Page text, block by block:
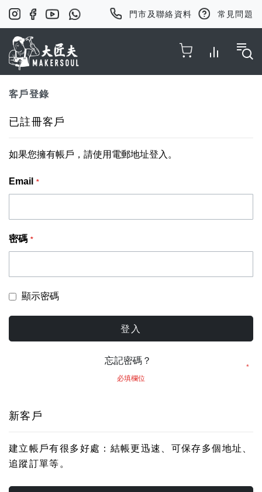
門市及聯絡資料 常見問題
客戶登錄
已註冊客戶
如果您擁有帳戶，請使用電郵地址登入。
Email
密碼
顯示密碼
登入
忘記密碼？
新客戶
建立帳戶有很多好處：結帳更迅速、可保存多個地址、
追蹤訂單等。